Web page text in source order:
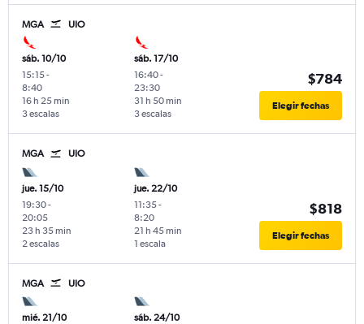
MGA UIO
sáb. 10/10
15:15-
8:40
3 escalas
16 h 25 min
sáb. 17/10
16:40-
23:30
3 escalas
31 h 50 min
$784
Elegir fechas
MGA UIO
jue. 15/10
19:30-
20:05
2 escalas
23 h 35 min
jue. 22/10
11:35-
8:20
1 escala
21 h 45 min
$818
Elegir fechas
MGA UIO
mié. 21/10
sáb. 24/10